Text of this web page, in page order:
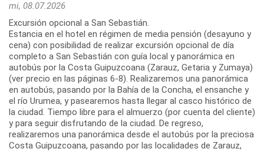
mi, 08.07.2026
Excursión opcional a San Sebastián.
Estancia en el hotel en régimen de media pensión (desayuno y
cena) con posibilidad de realizar excursión opcional de día
completo a San Sebastián con guía local y panorámica en
autobús por la Costa Guipuzcoana (Zarauz, Getaria y Zumaya)
(ver precio en las páginas 6-8). Realizaremos una panorámica
en autobús, pasando por la Bahía de la Concha, el ensanche y
el río Urumea, y pasearemos hasta llegar al casco histórico de
la ciudad. Tiempo libre para el almuerzo (por cuenta del cliente)
y para seguir disfrutando de la ciudad. De regreso,
realizaremos una panorámica desde el autobús por la preciosa
Costa Guipuzcoana, pasando por las localidades de Zarauz,